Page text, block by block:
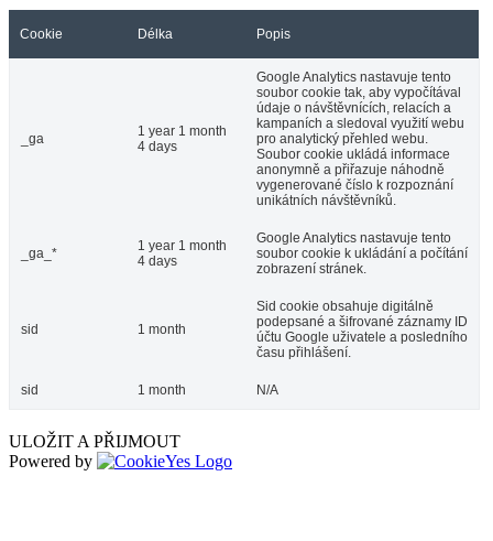
Cookie Délka Popis
_ga
1 year 1 month
4 days
Google Analytics nastavuje tento
soubor cookie tak, aby vypočítával
údaje o návštěvnících, relacích a
kampaních a sledoval využití webu
pro analytický přehled webu.
Soubor cookie ukládá informace
anonymně a přiřazuje náhodně
vygenerované číslo k rozpoznání
unikátních návštěvníků.
_ga_*
1 year 1 month
4 days
Google Analytics nastavuje tento
soubor cookie k ukládání a počítání
zobrazení stránek.
sid 1 month
Sid cookie obsahuje digitálně
podepsané a šifrované záznamy ID
účtu Google uživatele a posledního
času přihlášení.
sid 1 month N/A
ULOŽIT A PŘIJMOUT
Powered by